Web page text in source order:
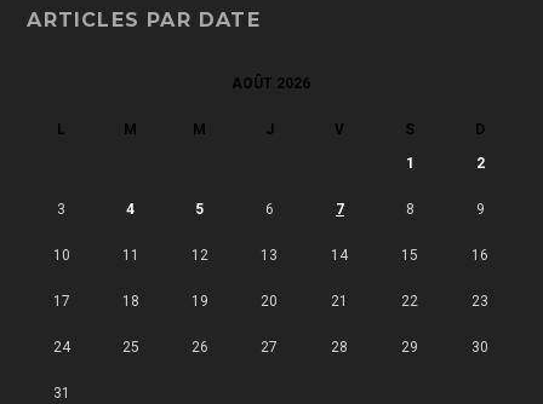
ARTICLES PAR DATE
AOÛT 2026
L M M J V S D
1 2
3 4 5 6 7 8 9
10 11 12 13 14 15 16
17 18 19 20 21 22 23
24 25 26 27 28 29 30
31